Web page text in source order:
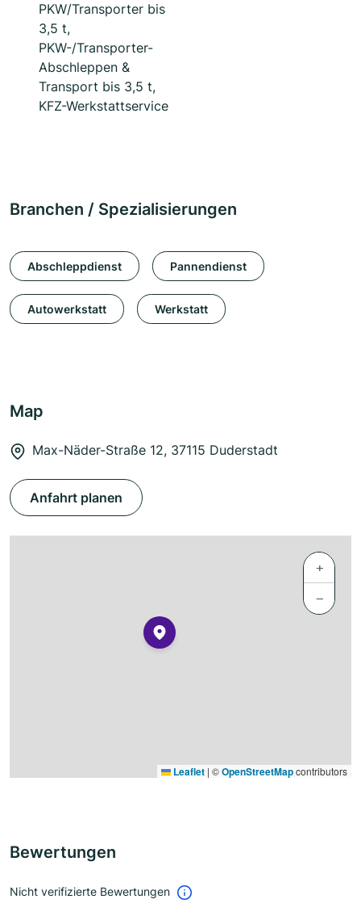
PKW/Transporter bis
3,5 t,
PKW-/Transporter-
Abschleppen &
Transport bis 3,5 t,
KFZ-Werkstattservice
Branchen / Spezialisierungen
Abschleppdienst Pannendienst
Autowerkstatt Werkstatt
Map
Max-Näder-Straße 12, 37115 Duderstadt
Anfahrt planen
+
−
Leaflet | ©OpenStreetMapcontributors
Bewertungen
Nicht verifizierte Bewertungen